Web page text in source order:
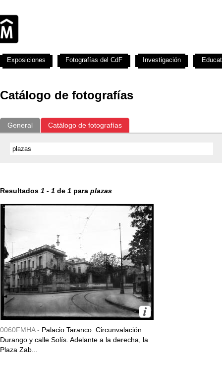
Catálogo de fotografías
General Catálogo de fotografías
Resultados 1 - 1 de 1 para plazas
0060FMHA - Palacio Taranco. Circunvalación
Durango y calle Solís. Adelante a la derecha, la
Plaza Zab...
Exposiciones Fotografías del CdF Investigación